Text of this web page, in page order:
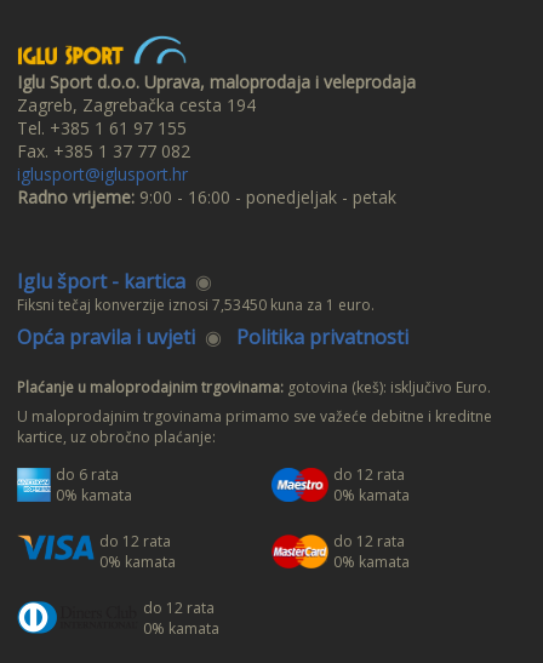
Iglu Sport d.o.o. Uprava, maloprodaja i veleprodaja
Zagreb, Zagrebačka cesta 194
Tel. +385 1 61 97 155
Fax. +385 1 37 77 082
iglusport@iglusport.hr
Radno vrijeme: 9:00 - 16:00 - ponedjeljak - petak
Iglu šport - kartica ◉
Fiksni tečaj konverzije iznosi 7,53450 kuna za 1 euro.
Opća pravila i uvjeti ◉ Politika privatnosti
Plaćanje u maloprodajnim trgovinama: gotovina (keš): isključivo Euro.
U maloprodajnim trgovinama primamo sve važeće debitne i kreditne
kartice, uz obročno plaćanje:
do 6 rata
0% kamata
do 12 rata
0% kamata
do 12 rata
0% kamata
do 12 rata
0% kamata
do 12 rata
0% kamata